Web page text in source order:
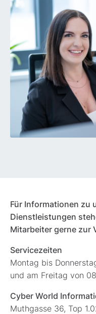
Für Informationen zu
Dienstleistungen
Mitarbeiter gerne zur
Servicezeiten
Montag bis
und am Freitag von
Cyber World
Muthgasse 36, Top